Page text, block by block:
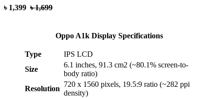
৳ 1,399 ৳ 1,699
Oppo A1k Display Specifications
Type
IPS LCD
Size
6.1 inches, 91.3 cm2 (~80.1% screen-to-
body ratio)
Resolution
720 x 1560 pixels, 19.5:9 ratio (~282 ppi
density)